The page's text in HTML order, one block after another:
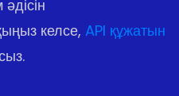
келсе, API құжатын